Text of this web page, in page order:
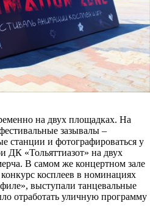
на двух площадках. На
зазывалы –
станции и фотографироваться у
ДК «Тольяттиазот» на двух
В самом же концертном зале
косплеев в номинациях
выступали танцевальные
отработать уличную программу